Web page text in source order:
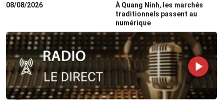
08/08/2026
À Quang Ninh, les marchés
traditionnels passent au
numérique